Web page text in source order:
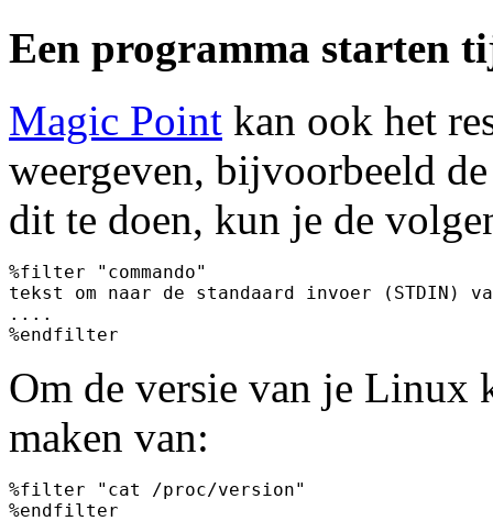
Een programma starten
Magic Point kan ook het
weergeven, bijvoorbeeld
dit te doen, kun je de
%filter "commando"
tekst om naar de standaard invoer (STDIN)
....
Om de versie van je Linux
maken van:
%filter "cat /proc/version"